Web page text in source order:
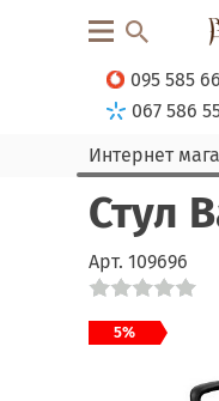
095 585
067 586
Интернет
Стул
Арт. 109696
5%
Link
Link
Link
Link
Link
Link
Link